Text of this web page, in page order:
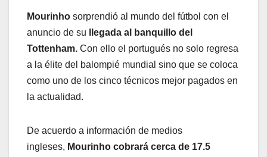
Mourinho sorprendió al mundo del fútbol con el
anuncio de su
llegada al banquillo del
Tottenham. Con ello el portugués no solo regresa
a la élite del balompié mundial sino que se coloca
como uno de los cinco técnicos mejor pagados en
la actualidad.
De acuerdo a información de medios
ingleses, Mourinho cobrará cerca de 17.5